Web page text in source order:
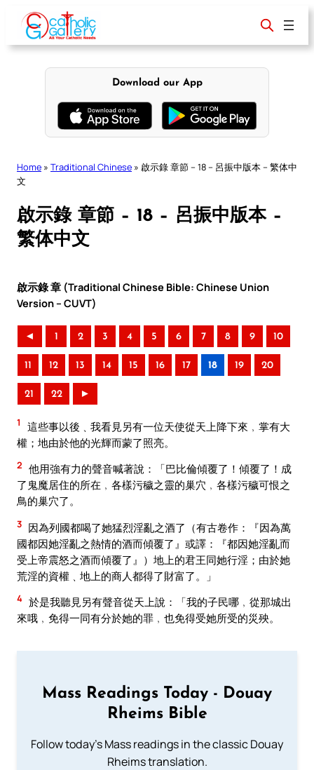
content
Download our App
Home » Traditional Chinese » 啟示錄 章節 – 18 – 呂振中版本 – 繁体中
文
啟示錄 章節 – 18 – 呂振中版本 –
繁体中文
啟示錄 章 (Traditional Chinese Bible: Chinese Union
Version – CUVT)
◄ 1 2 3 4 5 6 7 8 9 10
11 12 13 14 15 16 17 18 19 20
21 22 ►
1
這些事以後﹑我看見另有一位天使從天上降下來﹐掌有大
權；地由於他的光輝而蒙了照亮。
2 他用強有力的聲音喊著說：「巴比倫傾覆了！傾覆了！成
了鬼魔居住的所在﹐各樣污穢之靈的巢穴﹐各樣污穢可恨之
鳥的巢穴了。
3 因為列國都喝了她猛烈淫亂之酒了（有古卷作：『因為萬
國都因她淫亂之熱情的酒而傾覆了』或譯：『都因她淫亂而
受上帝震怒之酒而傾覆了』）地上的君王同她行淫；由於她
荒淫的資權﹑地上的商人都得了財富了。」
4 於是我聽見另有聲音從天上說：「我的子民哪﹐從那城出
來哦﹐免得一同有分於她的罪﹐也免得受她所受的災殃。
Mass Readings Today - Douay
Rheims Bible
Follow today's Mass readings in the classic Douay
Rheims translation.